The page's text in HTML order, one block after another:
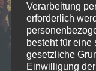
Verarbeitung
erforderlich
besteht für eine
gesetzliche
Einwilligung